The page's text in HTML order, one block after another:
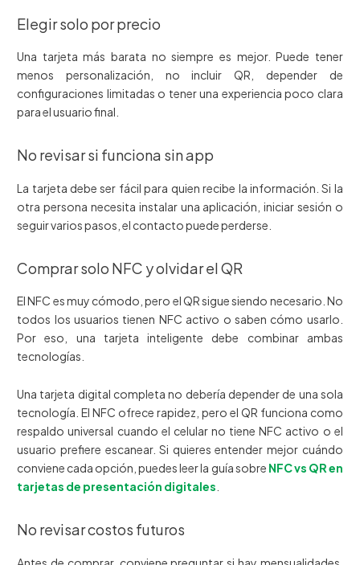
Elegir solo por precio
Una tarjeta más barata no siempre es mejor. Puede tener
menos personalización, no incluir QR, depender de
configuraciones limitadas o tener una experiencia poco clara
para el usuario final.
No revisar si funciona sin app
La tarjeta debe ser fácil para quien recibe la información. Si la
otra persona necesita instalar una aplicación, iniciar sesión o
seguir varios pasos, el contacto puede perderse.
Comprar solo NFC y olvidar el QR
El NFC es muy cómodo, pero el QR sigue siendo necesario. No
todos los usuarios tienen NFC activo o saben cómo usarlo.
Por eso, una tarjeta inteligente debe combinar ambas
tecnologías.
Una tarjeta digital completa no debería depender de una sola
tecnología. El NFC ofrece rapidez, pero el QR funciona como
respaldo universal cuando el celular no tiene NFC activo o el
usuario prefiere escanear. Si quieres entender mejor cuándo
conviene cada opción, puedes leer la guía sobre NFC vs QR en
tarjetas de presentación digitales
No revisar costos futuros